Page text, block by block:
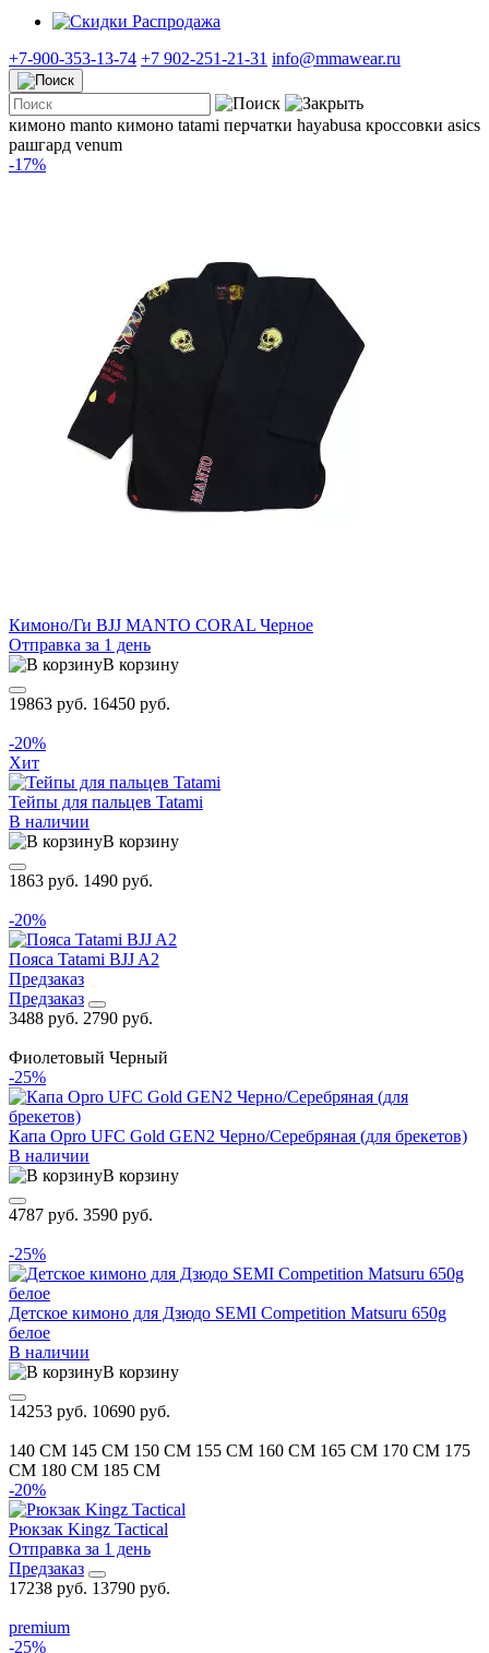
Распродажа
+7-900-353-13-74 +7 902-251-21-31 info@mmawear.ru
кимоно manto кимоно tatami перчатки hayabusa кроссовки asics
рашгард venum
-17%
Кимоно/Ги BJJ MANTO CORAL Черное
Отправка за 1 день
В корзину
19863 руб. 16450 руб.
-20%
Хит
Тейпы для пальцев Tatami
В наличии
В корзину
1863 руб. 1490 руб.
-20%
Пояса Tatami BJJ A2
Предзаказ
Предзаказ
3488 руб. 2790 руб.
Фиолетовый Черный
-25%
Капа Opro UFC Gold GEN2 Черно/Серебряная (для брекетов)
В наличии
В корзину
4787 руб. 3590 руб.
-25%
Детское кимоно для Дзюдо SEMI Competition Matsuru 650g
белое
В наличии
В корзину
14253 руб. 10690 руб.
140 CM 145 CM 150 CM 155 CM 160 CM 165 CM 170 CM 175
CM 180 CM 185 CM
-20%
Рюкзак Kingz Tactical
Отправка за 1 день
Предзаказ
17238 руб. 13790 руб.
premium
-25%